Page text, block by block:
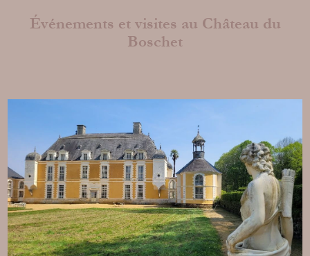
Nous vous proposons 3 chambres d'hôtes
à l'ambiance raffinée et aux prestations
haut de gamme.
Événements et visites au Château du
Boschet